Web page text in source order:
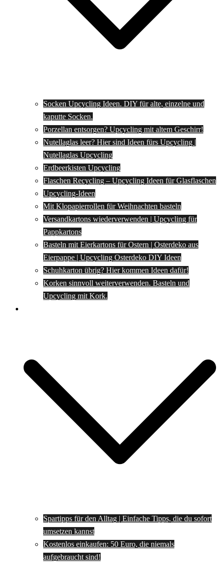
Socken Upcycling Ideen. DIY für alte, einzelne und
kaputte Socken.
Porzellan entsorgen? Upcycling mit altem Geschirr!
Nutellaglas leer? Hier sind Ideen fürs Upcycling |
Nutellaglas Upcycling
Erdbeerkisten Upcycling
Flaschen Recycling – Upcycling Ideen für Glasflaschen
Upcycling-Ideen
Mit Klopapierrollen für Weihnachten basteln
Versandkartons wiederverwenden | Upcycling für
Pappkartons
Basteln mit Eierkartons für Ostern | Osterdeko aus
Eierpappe | Upcycling Osterdeko DIY Ideen
Schuhkarton übrig? Hier kommen Ideen dafür!
Korken sinnvoll weiterverwenden. Basteln und
Upcycling mit Kork.
Spartipps für den Alltag | Einfache Tipps, die du sofort
umsetzen kannst
Kostenlos einkaufen: 50 Euro, die niemals
aufgebraucht sind!